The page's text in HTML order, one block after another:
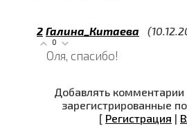
2 Галина_Китаева
0
Оля, спасибо!
Добавлять комментарии
зарегистрированные
[ Регистрация |